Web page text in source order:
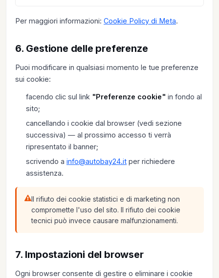
Per maggiori informazioni: Cookie Policy di Meta.
6. Gestione delle preferenze
Puoi modificare in qualsiasi momento le tue preferenze
sui cookie:
facendo clic sul link "Preferenze cookie" in fondo al
sito;
cancellando i cookie dal browser (vedi sezione
successiva) — al prossimo accesso ti verrà
ripresentato il banner;
scrivendo a info@autobay24.it per richiedere
assistenza.
Il rifiuto dei cookie statistici e di marketing non
compromette l'uso del sito. Il rifiuto dei cookie
tecnici può invece causare malfunzionamenti.
7. Impostazioni del browser
Ogni browser consente di gestire o eliminare i cookie